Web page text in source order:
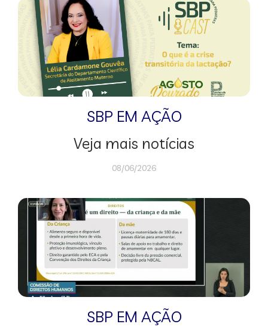
SBP EM AÇÃO
Veja mais notícias
08/06/2026
SBP EM AÇÃO